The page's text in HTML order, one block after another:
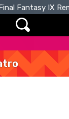
Fantasy IX